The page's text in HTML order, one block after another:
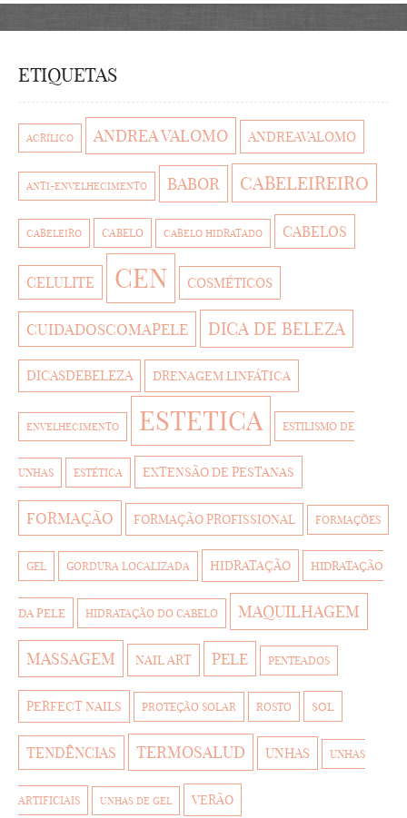
ETIQUETAS
ACRÍLICO ANDREA VALOMO ANDREAVALOMO
ANTI-ENVELHECIMENTO BABOR CABELEIREIRO
CABELEIRO CABELO CABELO HIDRATADO CABELOS
CELULITE CEN COSMÉTICOS
CUIDADOSCOMAPELE DICA DE BELEZA
DICASDEBELEZA DRENAGEM LINFÁTICA
ENVELHECIMENTO ESTETICA ESTILISMO DE
UNHAS ESTÉTICA EXTENSÃO DE PESTANAS
FORMAÇÃO FORMAÇÃO PROFISSIONAL FORMAÇÕES
GEL GORDURA LOCALIZADA HIDRATAÇÃO HIDRATAÇÃO
DA PELE HIDRATAÇÃO DO CABELO MAQUILHAGEM
MASSAGEM NAIL ART PELE PENTEADOS
PERFECT NAILS PROTEÇÃO SOLAR ROSTO SOL
TENDÊNCIAS TERMOSALUD UNHAS UNHAS
ARTIFICIAIS UNHAS DE GEL VERÃO